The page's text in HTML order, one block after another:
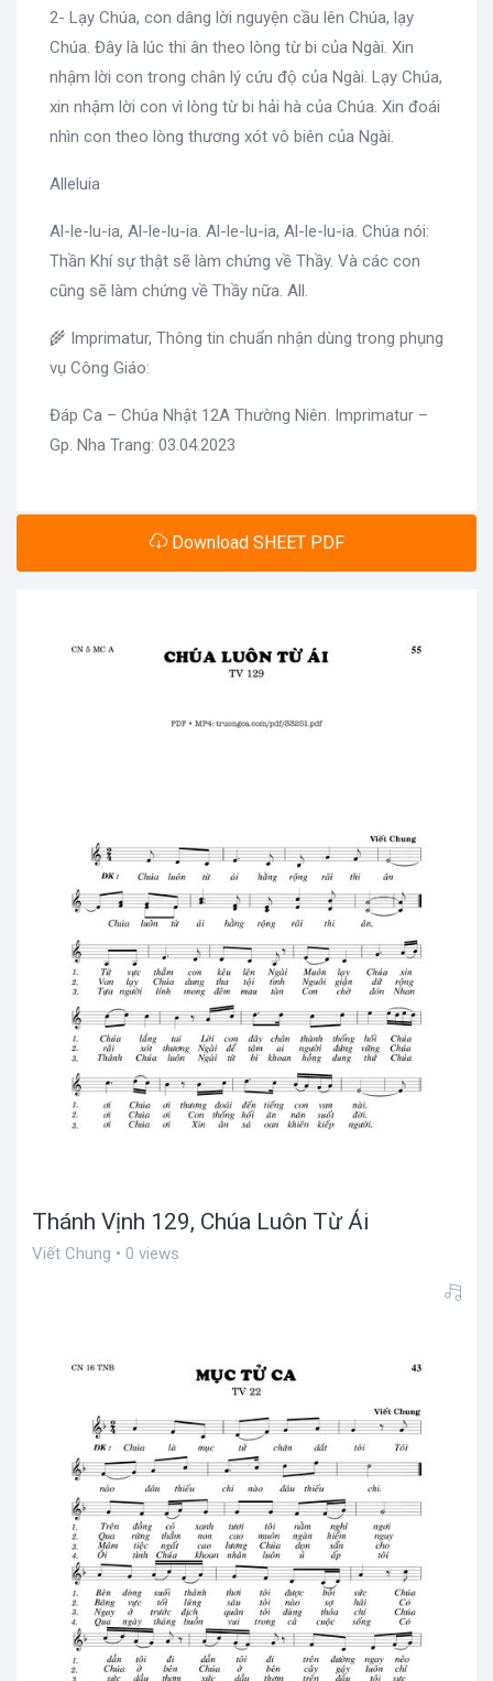
2- Lạy Chúa, con dâng lời nguyện cầu lên Chúa, lạy
Chúa. Đây là lúc thi ân theo lòng từ bi của Ngài. Xin
nhậm lời con trong chân lý cứu độ của Ngài. Lạy Chúa,
xin nhậm lời con vì lòng từ bi hải hà của Chúa. Xin đoái
nhìn con theo lòng thương xót vô biên của Ngài.
Alleluia
Al-le-lu-ia, Al-le-lu-ia. Al-le-lu-ia, Al-le-lu-ia. Chúa nói:
Thần Khí sự thật sẽ làm chứng về Thầy. Và các con
cũng sẽ làm chứng về Thầy nữa. All.
🌾 Imprimatur, Thông tin chuẩn nhận dùng trong phụng
vụ Công Giáo:
Đáp Ca – Chúa Nhật 12A Thường Niên. Imprimatur –
Gp. Nha Trang: 03.04.2023
Download SHEET PDF
Thánh Vịnh 129, Chúa Luôn Từ Ái
Viết Chung • 0 views